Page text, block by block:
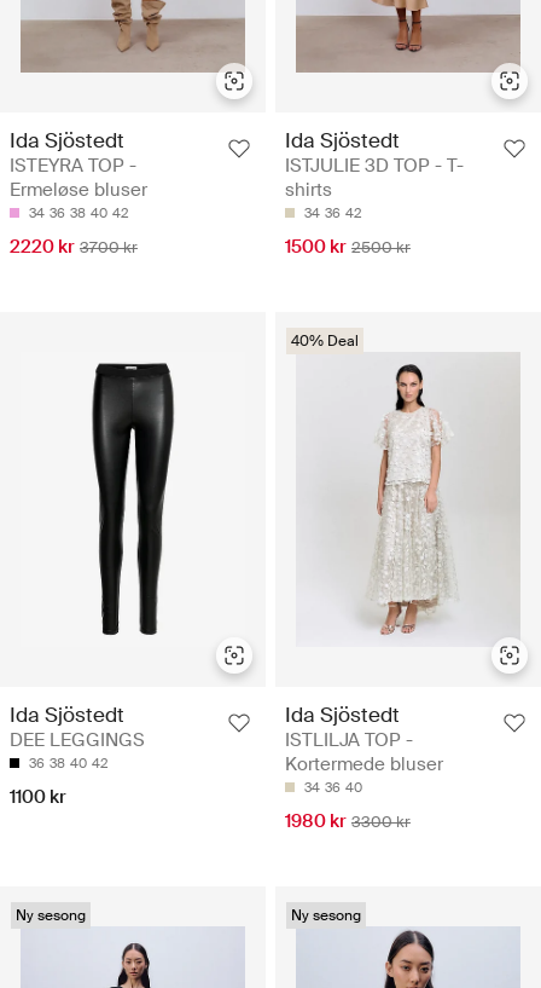
Ida Sjöstedt
ISTEYRA TOP -
Ermeløse bluser
34 36 38 40 42
2220 kr 3700 kr
Ida Sjöstedt
ISTJULIE 3D TOP - T-
shirts
34 36 42
1500 kr 2500 kr
Ida Sjöstedt
DEE LEGGINGS
36 38 40 42
1100 kr
40% Deal
Ida Sjöstedt
ISTLILJA TOP -
Kortermede bluser
34 36 40
1980 kr 3300 kr
Ny sesong Ny sesong